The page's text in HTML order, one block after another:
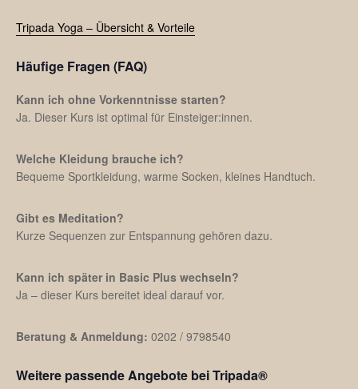
Tripada Yoga – Übersicht & Vorteile
Häufige Fragen (FAQ)
Kann ich ohne Vorkenntnisse starten?
Ja. Dieser Kurs ist optimal für Einsteiger:innen.
Welche Kleidung brauche ich?
Bequeme Sportkleidung, warme Socken, kleines Handtuch.
Gibt es Meditation?
Kurze Sequenzen zur Entspannung gehören dazu.
Kann ich später in Basic Plus wechseln?
Ja – dieser Kurs bereitet ideal darauf vor.
Beratung & Anmeldung: 0202 / 9798540
Weitere passende Angebote bei Tripada®